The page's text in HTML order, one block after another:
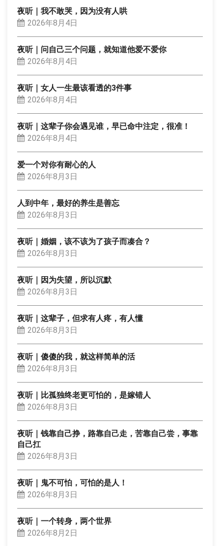
夜听｜我不敢哭，因为没有人哄
2026年8月4日
夜听｜问自己三个问题，就知道他爱不爱你
2026年8月4日
夜听｜女人一生最该看透的3件事
2026年8月4日
夜听｜这辈子你会遇见谁，早已命中注定，很准！
2026年8月4日
爱一个对你有耐心的人
2026年8月3日
人到中年，最好的养生是善忘
2026年8月3日
夜听｜婚姻，该不该为了孩子而凑合？
2026年8月3日
夜听｜因为失望，所以沉默
2026年8月3日
夜听｜这辈子，但求有人疼，有人懂
2026年8月3日
夜听｜傻傻的我，就这样简单的活
2026年8月3日
夜听｜比孤独终老更可怕的，是嫁错人
2026年8月3日
夜听｜钱靠自己挣，路靠自己走，苦靠自己尝，事靠
自己扛
2026年8月3日
夜听｜鬼不可怕，可怕的是人！
2026年8月3日
夜听｜一个转身，两个世界
2026年8月2日